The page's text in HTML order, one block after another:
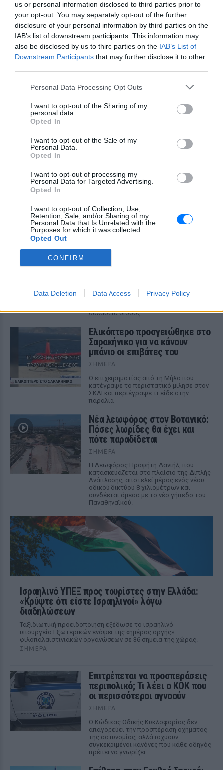
us or personal information disclosed to third parties prior to
your opt-out. You may separately opt-out of the further
disclosure of your personal information by third parties on the
IAB’s list of downstream participants. This information may
also be disclosed by us to third parties on the IAB’s List of
Downstream Participants that may further disclose it to other
Personal Data Processing Opt Outs
I want to opt-out of the Sharing of my
personal data.
Opted In
I want to opt-out of the Sale of my
Personal Data.
Opted In
I want to opt-out of processing my
Personal Data for Targeted Advertising.
Opted In
I want to opt-out of Collection, Use,
Retention, Sale, and/or Sharing of my
Personal Data that Is Unrelated with the
Purposes for which it was collected.
Opted Out
CONFIRM
Data Deletion Data Access Privacy Policy
ΔΕΙΤΕ ΕΠΙΣΗΣ
ΣΤΗΝ ΙΔΙΑ ΚΑΤΗΓΟΡΙΑ
Χούθι χτύπησαν Aramco, Ιράν
Στενά του Ορμούζ
Πυρκαγιά στο διυλιστήριο της Τζαζάν
απαιτεί αποχώρηση αμερικανικών
δυνάμεων, άρση κυρώσεων και
θαλάσσια δίοδος
Ελικόπτερο προσγειώθηκε στο
Σαρακήνικο για να κάνουν
μπάνιο οι επιβάτες του
ΣΉΜΕΡΑ
Ο επιχειρηματίας από τη Μήλο που
κατέγραψε το περιστατικό μίλησε στον
ΣΚΑΪ και περιέγραψε τι είδε στην
παραλία
Νέα λεωφόρος στον Βοτανικό:
Πόσες λωρίδες θα έχει και
πότε παραδίδεται
ΣΉΜΕΡΑ
Η Λεωφόρος Προφήτη Δανιήλ, που
κατασκευάζεται στο πλαίσιο της Διπλής
Ανάπλασης, αποτελεί μέρος ενός νέου
οδικού δικτύου 8 χιλιομέτρων και
συνδέεται άμεσα με το νέο γήπεδο του
Παναθηναϊκού.
Ισραηλινό ΥΠΕΞ προς τουρίστες στην Ελλάδα:
«Κρύψτε ότι είστε Ισραηλινοί» λόγω
διαδηλώσεων
Ταξιδιωτική προειδοποίηση εξέδωσε το ισραηλινό
υπουργείο Εξωτερικών ενόψει της «ημέρας οργής»
φιλοπαλαιστινιακών οργανώσεων σε 36 σημεία της χώρας.
ΣΉΜΕΡΑ
Επιτρέπεται να προσπεράσεις
περιπολικό; Τι λέει ο ΚΟΚ που
οι περισσότεροι αγνοούν
ΣΉΜΕΡΑ
Ο Κώδικας Οδικής Κυκλοφορίας δεν
απαγορεύει την προσπέραση οχήματος
της αστυνομίας, αλλά ισχύουν
συγκεκριμένοι κανόνες που κάθε οδηγός
πρέπει να γνωρίζει.